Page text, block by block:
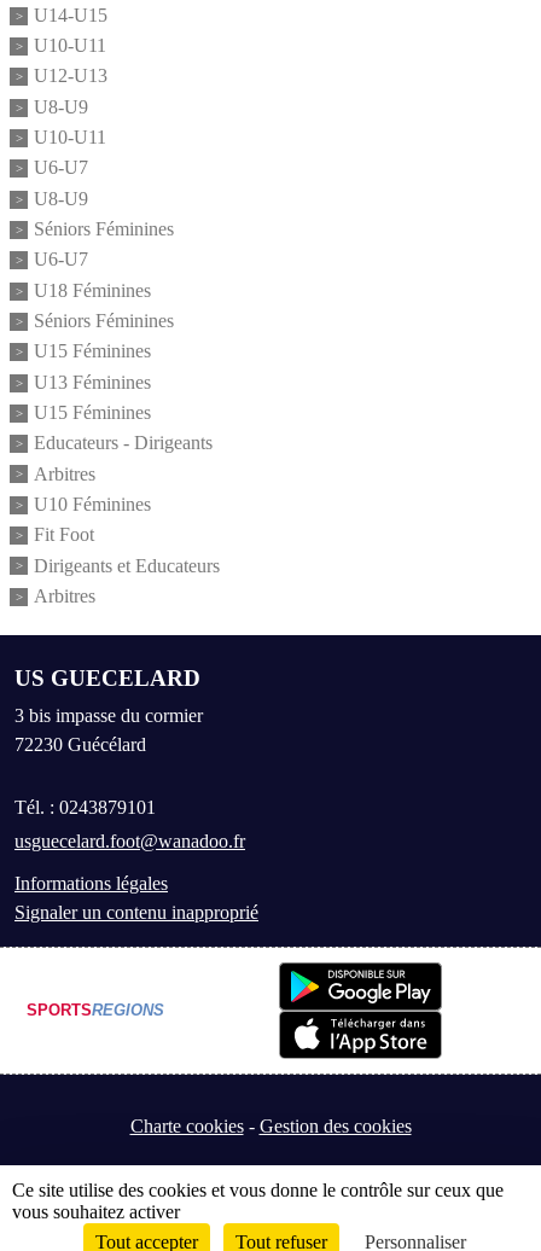
U14-U15
U10-U11
U12-U13
U8-U9
U10-U11
U6-U7
U8-U9
Séniors Féminines
U6-U7
U18 Féminines
Séniors Féminines
U15 Féminines
U13 Féminines
U15 Féminines
Educateurs - Dirigeants
Arbitres
U10 Féminines
Fit Foot
Dirigeants et Educateurs
Arbitres
US GUECELARD
3 bis impasse du cormier
72230 Guécélard
Tél. : 0243879101
usguecelard.foot@wanadoo.fr
Informations légales
Signaler un contenu inapproprié
SPORTSREGIONS
Charte cookies Gestion des cookies
Envie de participer ? Connexion
Ce site utilise des cookies et vous donne le contrôle sur ceux que
vous souhaitez activer
Tout accepter
Tout refuser Personnaliser